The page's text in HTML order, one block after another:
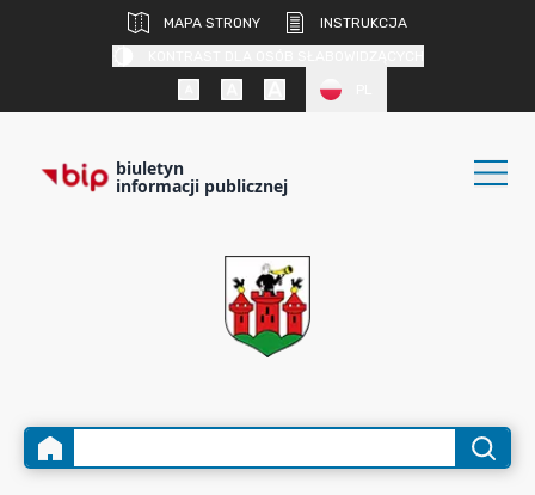
MAPA STRONY
INSTRUKCJA
biuletyn
informacji publicznej